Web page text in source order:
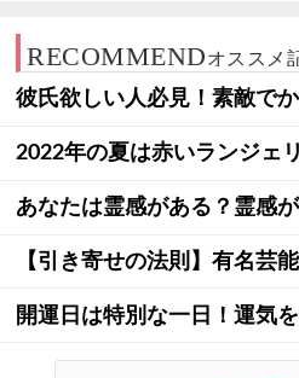
RECOMMENDオススメ
彼氏欲しい人必見！素敵で
2022年の夏は赤いランジェ
あなたは霊感がある？霊感
【引き寄せの法則】有名芸
開運日は特別な一日！運気